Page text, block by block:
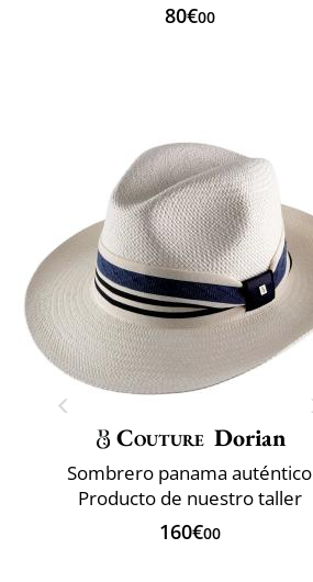
80€00
Couture Dorian
Sombrero panama auténtico
Producto de nuestro taller
160€00